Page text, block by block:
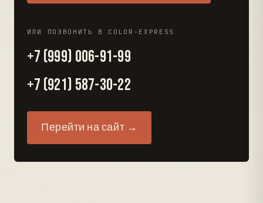
ИЛИ ПОЗВОНИТЬ В COLOR-EXPRESS
+7 (999) 006-91-99
+7 (921) 587-30-22
Перейти на сайт →